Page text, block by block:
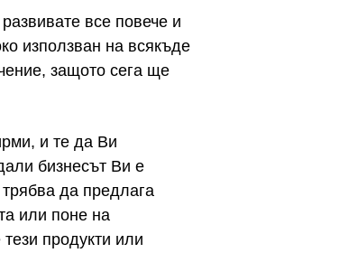
все повече и
използван на всякъде
защото сега ще
и те да Ви
бизнесът Ви е
да предлага
или поне на
продукти или